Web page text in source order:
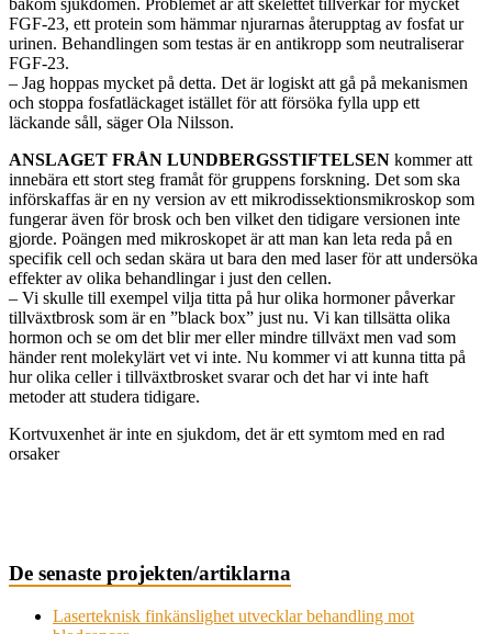
bakom sjukdomen. Problemet är att skelettet tillverkar för mycket
FGF-23, ett protein som hämmar njurarnas återupptag av fosfat ur
urinen. Behandlingen som testas är en antikropp som neutraliserar
FGF-23.
– Jag hoppas mycket på detta. Det är logiskt att gå på mekanismen
och stoppa fosfatläckaget istället för att försöka fylla upp ett
läckande såll, säger Ola Nilsson.
ANSLAGET FRÅN LUNDBERGSSTIFTELSEN kommer att
innebära ett stort steg framåt för gruppens forskning. Det som ska
införskaffas är en ny version av ett mikrodissektionsmikroskop som
fungerar även för brosk och ben vilket den tidigare versionen inte
gjorde. Poängen med mikroskopet är att man kan leta reda på en
specifik cell och sedan skära ut bara den med laser för att undersöka
effekter av olika behandlingar i just den cellen.
– Vi skulle till exempel vilja titta på hur olika hormoner påverkar
tillväxtbrosk som är en ”black box” just nu. Vi kan tillsätta olika
hormon och se om det blir mer eller mindre tillväxt men vad som
händer rent molekylärt vet vi inte. Nu kommer vi att kunna titta på
hur olika celler i tillväxtbrosket svarar och det har vi inte haft
metoder att studera tidigare.
Kortvuxenhet är inte en sjukdom, det är ett symtom med en rad
orsaker
De senaste projekten/artiklarna
Laserteknisk finkänslighet utvecklar behandling mot